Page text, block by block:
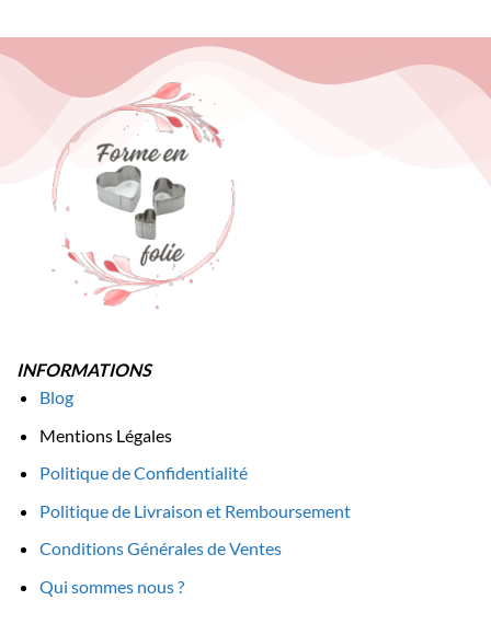
INFORMATIONS
Blog
Mentions Légales
Politique de Confidentialité
Politique de Livraison et Remboursement
Conditions Générales de Ventes
Qui sommes nous ?